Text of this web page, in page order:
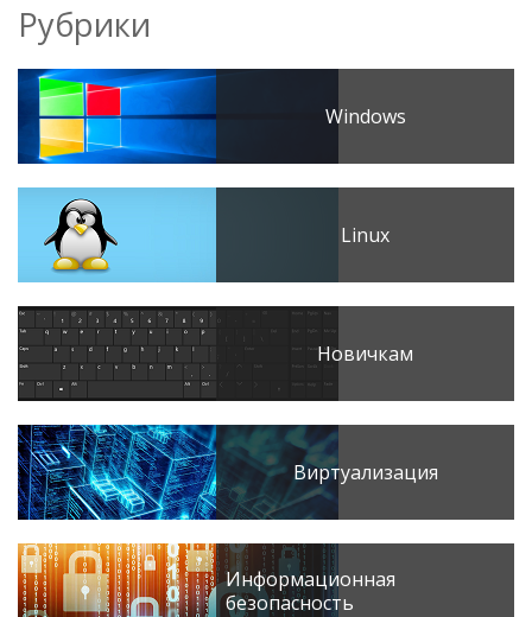
Рубрики
Windows
Linux
Новичкам
Виртуализация
Информационная
безопасность